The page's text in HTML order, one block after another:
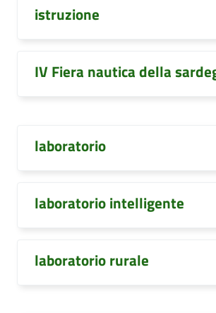
istruzione
IV Fiera nautica della
laboratorio
laboratorio intelligente
laboratorio rurale